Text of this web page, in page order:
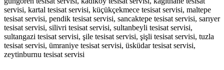
servisi, kartal tesisat servisi, küçükçekmece tesisat servisi, maltepe
tesisat servisi, pendik tesisat servisi, sancaktepe tesisat servisi, sarıyer
tesisat servisi, silivri tesisat servisi, sultanbeyli tesisat servisi,
sultangazi tesisat servisi, şile tesisat servisi, şişli tesisat servisi, tuzla
tesisat servisi, ümraniye tesisat servisi, üsküdar tesisat servisi,
zeytinburnu tesisat servisi